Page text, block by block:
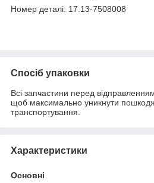
Номер деталі: 17.13-7508008
Спосіб упаковки
Всі запчастини перед
щоб максимально уникнути
транспортування.
Характеристики
Основні